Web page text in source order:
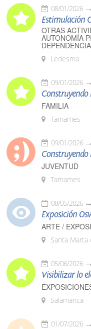
08/01/2026
Estimulación
OTRAS
AUTONOMÍA
DEPENDENCIA
Ledesma
09/01/2026
FAMILIA
Tamames
09/01/2026
JUVENTUD
Tamames
08/05/2026
Exposición
ARTE /
Santa Marta
05/06/2026
Visibilizar lo
Salamanca
01/07/2026